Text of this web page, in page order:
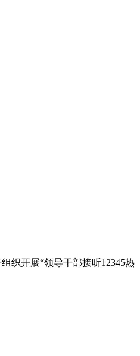
织开展“领导干部接听12345热